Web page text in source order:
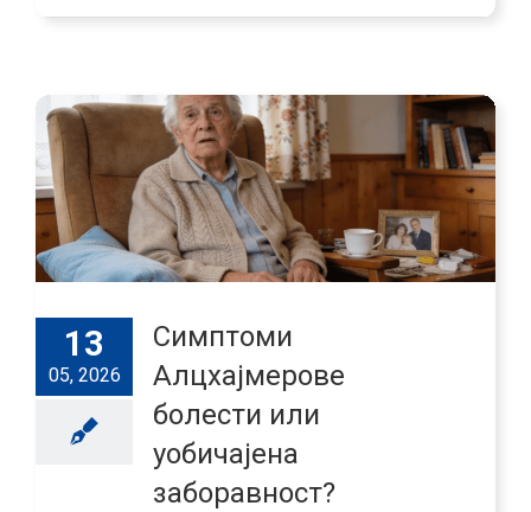
13
05, 2026
Симптоми
Алцхајмерове
болести или
уобичајена
заборавност?